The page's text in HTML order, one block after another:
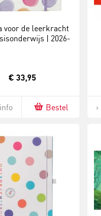
voor de leerkracht
| 2026-
€ 33,95
Bestel